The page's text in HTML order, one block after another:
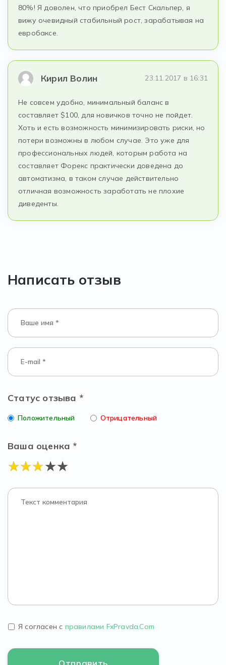
80%! Я доволен, что приобрел Бест Скальпер, я
вижу очевидный стабильный рост, зарабатывая на
евробаксе.
Кирил Волин 23.11.2017 в 16:31
Не совсем удобно, минимальный баланс в
составляет $100, для новичков точно не пойдет.
Хоть и есть возможность минимизировать риски, но
потери возможны в любом случае. Это уже для
профессиональных людей, которым работа на
составляет Форекс практически доведена до
автоматизма, в таком случае действительно
отличная возможность заработать не плохие
диведенты.
Написать отзыв
Статус отзыва *
Положительный Отрицательный
Ваша оценка *
Я согласен с правилами FxPravda.Com